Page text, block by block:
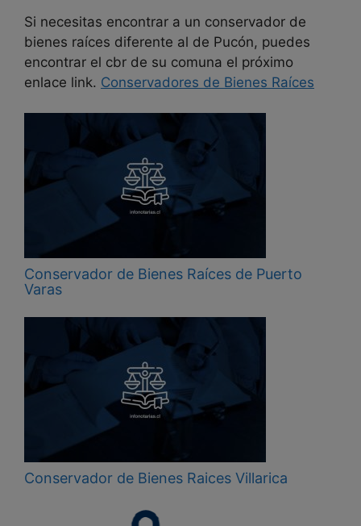
Si necesitas encontrar a un conservador de
bienes raíces diferente al de Pucón, puedes
encontrar el cbr de su comuna el próximo
enlace link. Conservadores de Bienes Raíces
Conservador de Bienes Raíces de Puerto
Varas
Conservador de Bienes Raices Villarica